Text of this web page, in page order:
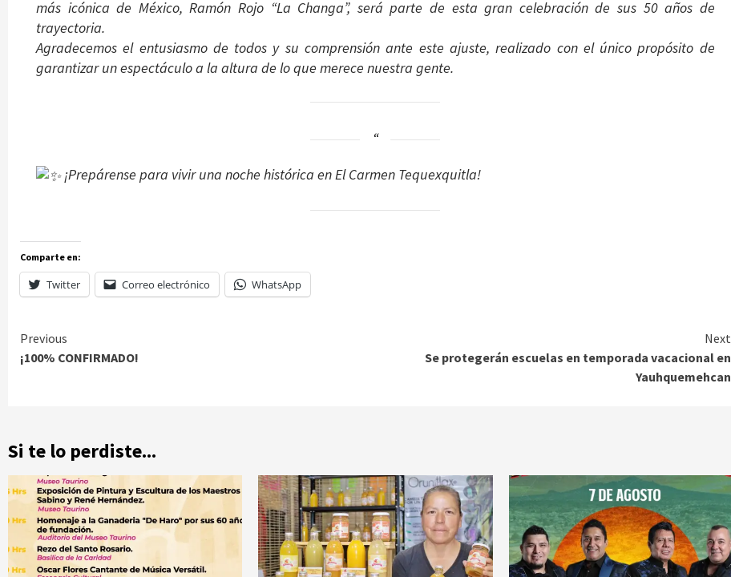
más icónica de México, Ramón Rojo “La Changa”, será parte de esta gran celebración de sus 50 años de
trayectoria.
Agradecemos el entusiasmo de todos y su comprensión ante este ajuste, realizado con el único propósito de
garantizar un espectáculo a la altura de lo que merece nuestra gente.
¡Prepárense para vivir una noche histórica en El Carmen Tequexquitla!
Comparte en:
Twitter Correo electrónico WhatsApp
Continue
Reading
Previous
¡100% CONFIRMADO!
Next
Se protegerán escuelas en temporada vacacional en
Yauhquemehcan
Si te lo perdiste...